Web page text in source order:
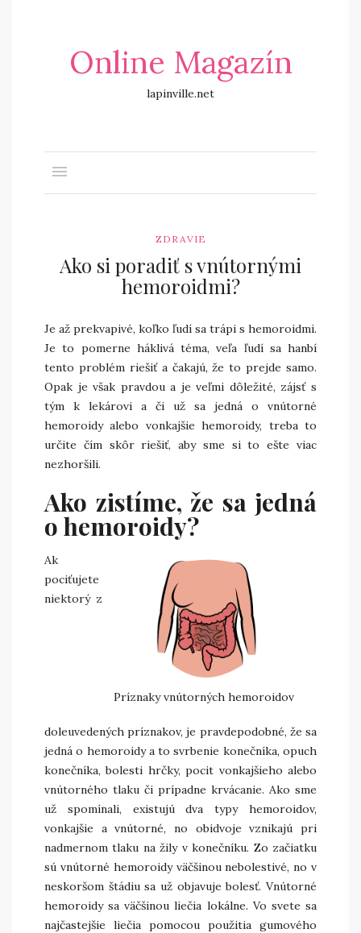
Online Magazín
lapinville.net
ZDRAVIE
Ako si poradiť s vnútornými
hemoroidmi?
Je až prekvapivé, koľko ľudí sa trápi s hemoroidmi.
Je to pomerne háklivá téma, veľa ľudí sa hanbí
tento problém riešiť a čakajú, že to prejde samo.
Opak je však pravdou a je veľmi dôležité, zájsť s
tým k lekárovi a či už sa jedná o vnútorné
hemoroidy alebo vonkajšie hemoroidy, treba to
určite čím skôr riešiť, aby sme si to ešte viac
nezhoršili.
Ako zistíme, že sa jedná
o hemoroidy?
Príznaky vnútorných hemoroidov
Ak
pociťujete
niektorý z
doleuvedených príznakov, je pravdepodobné, že sa
jedná o hemoroidya to svrbenie konečníka, opuch
konečníka, bolesti hrčky, pocit vonkajšieho alebo
vnútorného tlaku či prípadne krvácanie. Ako sme
už spomínali, existujú dva typy hemoroidov,
vonkajšie a vnútorné, no obidvoje vznikajú pri
nadmernom tlaku na žily v konečníku. Zo začiatku
sú vnútorné hemoroidy väčšinou nebolestivé, no v
neskoršom štádiu sa už objavuje bolesť. Vnútorné
hemoroidy sa väčšinou liečia lokálne. Vo svete sa
najčastejšie liečia pomocou použitia gumového